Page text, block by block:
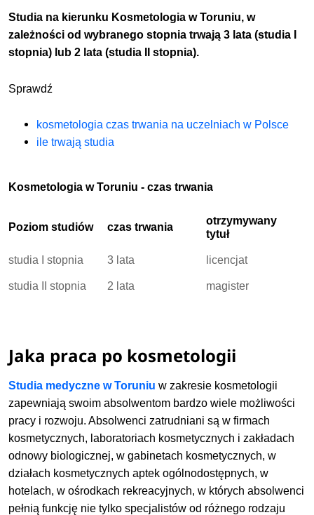
Studia na kierunku Kosmetologia w Toruniu, w
zależności od wybranego stopniatrwają3 lata (studia I
stopnia) lub 2 lata (studia II stopnia).
Sprawdź
kosmetologia czas trwania na uczelniach w Polsce
ile trwają studia
Kosmetologia w Toruniu - czas trwania
Poziom studiów czas trwania
otrzymywany
tytuł
studia I stopnia 3 lata licencjat
studia II stopnia 2 lata magister
Jaka praca po kosmetologii
Studia medyczne w Toruniu w zakresie kosmetologii
zapewniają swoim absolwentom bardzo wiele możliwości
pracy i rozwoju. Absolwenci zatrudniani są w firmach
kosmetycznych, laboratoriach kosmetycznych i zakładach
odnowy biologicznej, w gabinetach kosmetycznych, w
działach kosmetycznych aptek ogólnodostępnych, w
hotelach, w ośrodkach rekreacyjnych, w których absolwenci
pełnią funkcję nie tylko specjalistów od różnego rodzaju